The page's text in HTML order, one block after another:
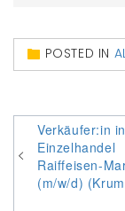
POSTED IN
Verkäufer:in
Einzelhandel
Raiffeisen-
(m/w/d)